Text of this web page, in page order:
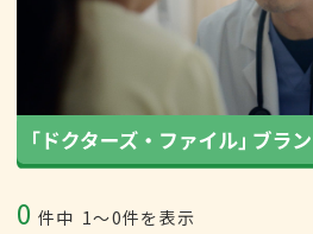
0 件中 1〜0件を表示